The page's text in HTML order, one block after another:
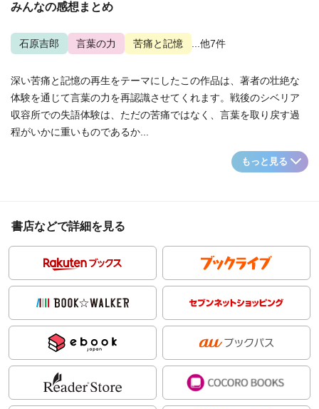
みんなの感想まとめ
石原吉郎 言葉の力 苦痛と記憶 ...他7件
深い苦痛と記憶の再生をテーマにしたこの作品は、著者の壮絶な
体験を通じて言葉の力を再認識させてくれます。戦後のシベリア
収容所での失語体験は、ただの苦痛ではなく、言葉を取り戻す過
程がいかに重いものであるか...
もっと見る
書店などで詳細を見る